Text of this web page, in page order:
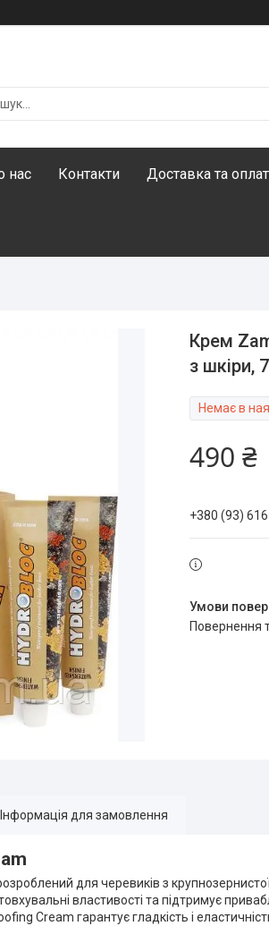
нас Контакти Доставка та
Крем
з шкіри,
Немає в
490 ₴
+380 (93)
повернення
Інформація для замовлення
для черевиків з
властивості та підтримує
Cream гарантує гладкість і